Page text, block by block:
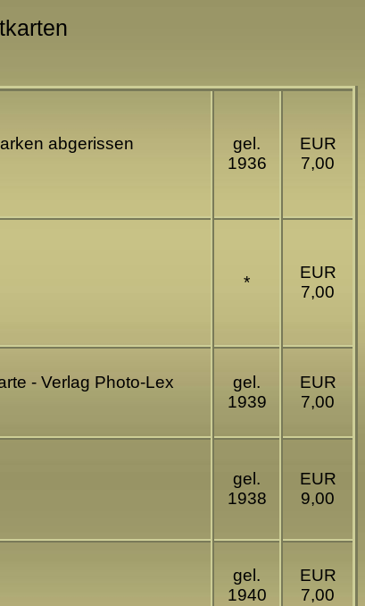
abgerissen
gel.
1936
EUR
7,00
*
EUR
7,00
- Verlag Photo-Lex
gel.
1939
EUR
7,00
gel.
1938
EUR
9,00
gel.
1940
EUR
7,00